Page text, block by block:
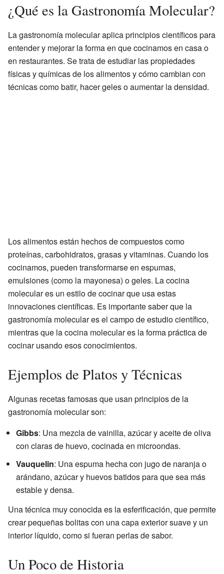
¿Qué es la Gastronomía Molecular?
La gastronomía molecular aplica principios científicos para
entender y mejorar la forma en que cocinamos en casa o
en restaurantes. Se trata de estudiar las propiedades
físicas y químicas de los alimentos y cómo cambian con
técnicas como batir, hacer geles o aumentar la densidad.
Los alimentos están hechos de compuestos como
proteínas, carbohidratos, grasas y vitaminas. Cuando los
cocinamos, pueden transformarse en espumas,
emulsiones (como la mayonesa) o geles. La cocina
molecular es un estilo de cocinar que usa estas
innovaciones científicas. Es importante saber que la
gastronomía molecular es el campo de estudio científico,
mientras que la cocina molecular es la forma práctica de
cocinar usando esos conocimientos.
Ejemplos de Platos y Técnicas
Algunas recetas famosas que usan principios de la
gastronomía molecular son:
Gibbs: Una mezcla de vainilla, azúcar y aceite de oliva
con claras de huevo, cocinada en microondas.
Vauquelin: Una espuma hecha con jugo de naranja o
arándano, azúcar y huevos batidos para que sea más
estable y densa.
Una técnica muy conocida es la esferificación, que permite
crear pequeñas bolitas con una capa exterior suave y un
interior líquido, como si fueran perlas de sabor.
Un Poco de Historia